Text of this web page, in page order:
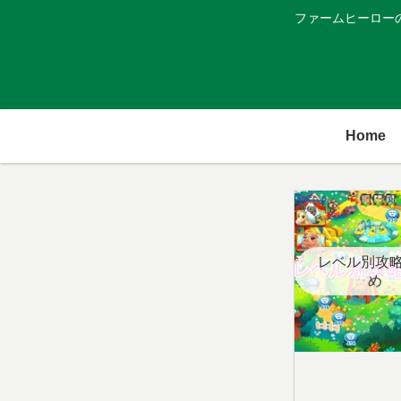
ファームヒーロー
Home
レベル別攻
め